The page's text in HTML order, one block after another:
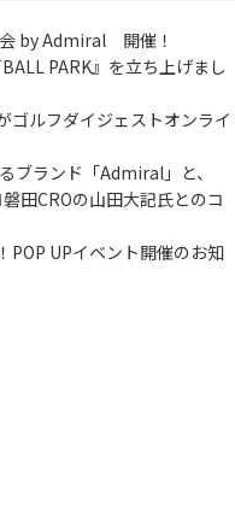
by Admiral 開催！
PARK』を立ち上げまし
ルフダイジェストオンライ
ブランド「Admiral」と、
田CROの山田大記氏とのコ
UPイベント開催のお知